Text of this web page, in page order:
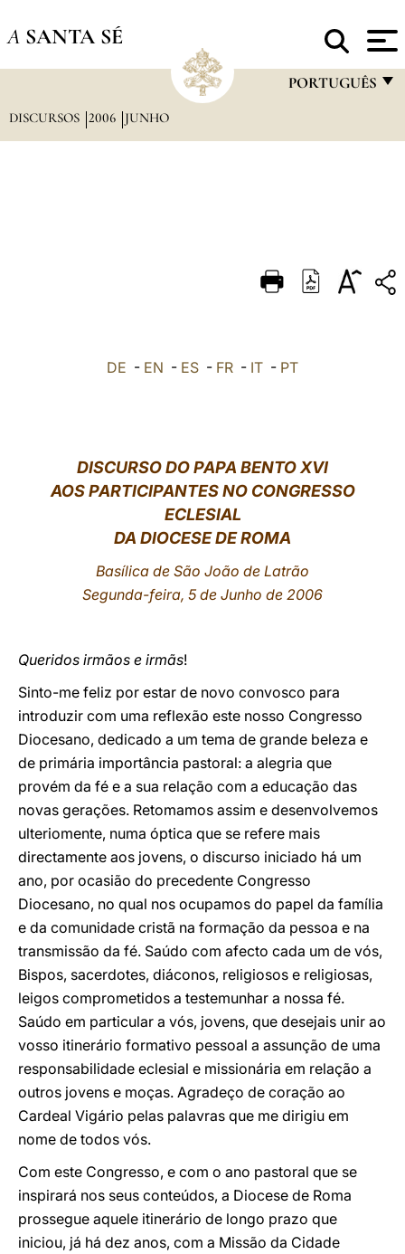
A SANTA SÉ
PORTUGUÊS
DEUTSCH
العربيّة
DISCURSOS 2006 JUNHO
DE - EN - ES - FR - IT - PT
DISCURSO DO PAPA BENTO XVI
AOS PARTICIPANTES NO CONGRESSO
ECLESIAL
DA DIOCESE DE ROMA
Basílica de São João de Latrão
Segunda-feira, 5 de Junho de 2006
Queridos irmãos e irmãs!
Sinto-me feliz por estar de novo convosco para
introduzir com uma reflexão este nosso Congresso
Diocesano, dedicado a um tema de grande beleza e
de primária importância pastoral: a alegria que
provém da fé e a sua relação com a educação das
novas gerações. Retomamos assim e desenvolvemos
ulteriomente, numa óptica que se refere mais
directamente aos jovens, o discurso iniciado há um
ano, por ocasião do precedente Congresso
Diocesano, no qual nos ocupamos do papel da família
e da comunidade cristã na formação da pessoa e na
transmissão da fé. Saúdo com afecto cada um de vós,
Bispos, sacerdotes, diáconos, religiosos e religiosas,
leigos comprometidos a testemunhar a nossa fé.
Saúdo em particular a vós, jovens, que desejais unir ao
vosso itinerário formativo pessoal a assunção de uma
responsabilidade eclesial e missionária em relação a
outros jovens e moças. Agradeço de coração ao
Cardeal Vigário pelas palavras que me dirigiu em
nome de todos vós.
Com este Congresso, e com o ano pastoral que se
inspirará nos seus conteúdos, a Diocese de Roma
prossegue aquele itinerário de longo prazo que
iniciou, já há dez anos, com a Missão da Cidade